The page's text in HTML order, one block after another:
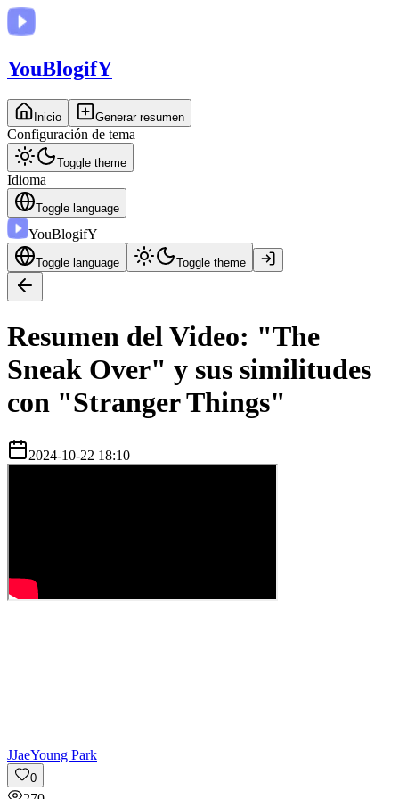
YouBlogifY
Inicio Generar resumen
Configuración de tema
Toggle theme
Idioma
Toggle language
YouBlogifY
Toggle language Toggle theme
Resumen del Video: "The
Sneak Over" y sus similitudes
con "Stranger Things"
2024-10-22 18:10
JJaeYoung Park
0